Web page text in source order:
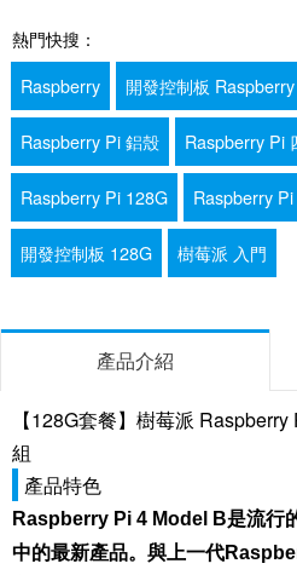
熱門快搜：
Raspberry
開發控制板
Raspberry Pi 鋁殼 Raspberry Pi
Raspberry Pi 128G Raspberry
開發控制板 128G 樹莓派 入門
產品介紹
【128G套餐】樹莓派
組
產品特色
Raspberry Pi 4 Model B是流行
中的最新產品。與上一代